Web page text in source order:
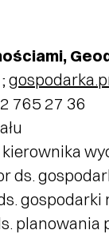
;
765 27 36
ds.